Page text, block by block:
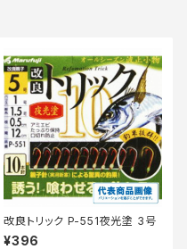
改良トリック P-551夜光塗 3号
¥396